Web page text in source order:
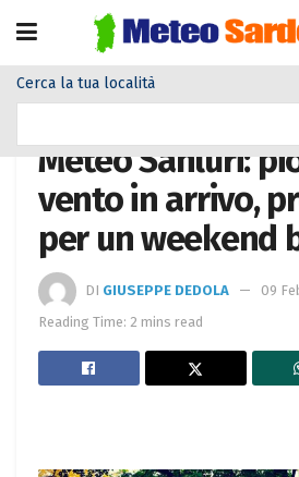
Cerca la tua località
Meteo Sanluri:
vento in arrivo,
per un weekend
DI GIUSEPPE DEDOLA
09
Reading Time: 2 mins read